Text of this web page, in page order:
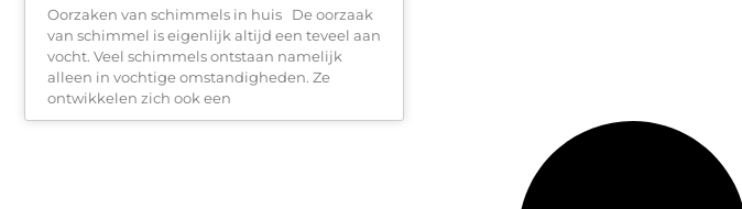
Oorzaken van schimmels in huis De oorzaak
van schimmel is eigenlijk altijd een teveel aan
vocht. Veel schimmels ontstaan namelijk
alleen in vochtige omstandigheden. Ze
ontwikkelen zich ook een